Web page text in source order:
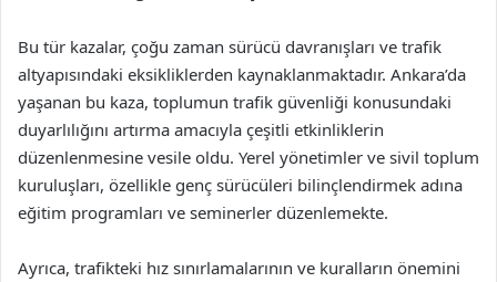
Bu tür kazalar, çoğu zaman sürücü davranışları ve trafik
altyapısındaki eksikliklerden kaynaklanmaktadır. Ankara’da
yaşanan bu kaza, toplumun trafik güvenliği konusundaki
duyarlılığını artırma amacıyla çeşitli etkinliklerin
düzenlenmesine vesile oldu. Yerel yönetimler ve sivil toplum
kuruluşları, özellikle genç sürücüleri bilinçlendirmek adına
eğitim programları ve seminerler düzenlemekte.
Ayrıca, trafikteki hız sınırlamalarının ve kuralların önemini